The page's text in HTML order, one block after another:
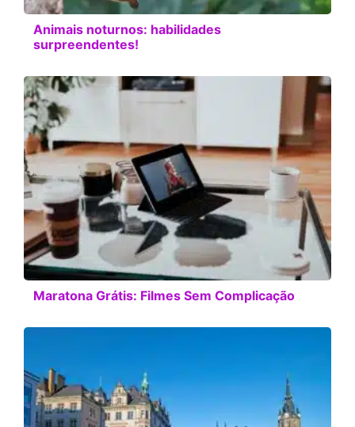
Animais noturnos: habilidades
surpreendentes!
Maratona Grátis: Filmes Sem Complicação